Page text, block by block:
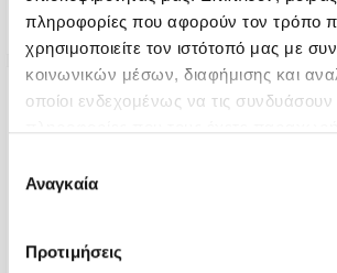
πληροφορίες που αφορούν τον τρόπο
χρησιμοποιείτε τον ιστότοπό μας με
κοινωνικών μέσων, διαφήμισης και
οποίοι ενδεχομένως να τις
των υπηρεσιών τους.
συγκατάθεσης
Αναγκαία
Προτιμήσεις
Εγγύηση